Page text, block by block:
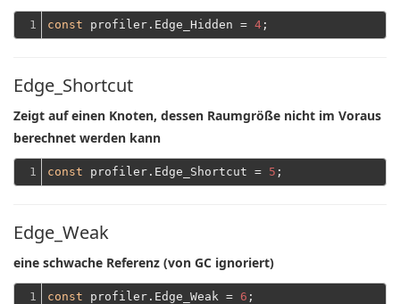
1 const profiler.Edge_Hidden = 4
Edge_Shortcut
Zeigt auf einen Knoten, dessen Raumgröße nicht im Voraus
berechnet werden kann
1 const profiler.Edge_Shortcut = 5
Edge_Weak
eine schwache Referenz (von GC ignoriert)
1 const profiler.Edge_Weak = 6